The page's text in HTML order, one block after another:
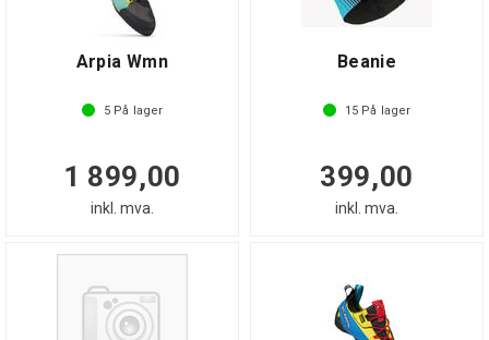
Arpia Wmn
5 På lager
1 899,00
inkl. mva.
Beanie
15 På lager
399,00
inkl. mva.